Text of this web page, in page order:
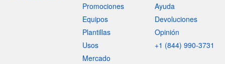
Promociones
Equipos
Plantillas
Usos
Mercado
Ayuda
Devoluciones
Opinión
+1 (844) 990-3731